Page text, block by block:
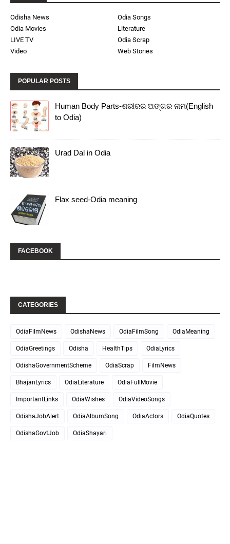
Odisha News
Odia Songs
Odia Movies
Literature
LIVE TV
Odia Scrap
Video
Web Stories
POPULAR POSTS
Human Body Parts-ଶରୀରର ଅଙ୍ଗର ନାମ(English
to Odia)
Urad Dal in Odia
Flax seed-Odia meaning
FACEBOOK
CATEGORIES
OdiaFilmNews OdishaNews OdiaFilmSong OdiaMeaning
OdiaGreetings Odisha HealthTips OdiaLyrics
OdishaGovernmentScheme OdiaScrap FilmNews
BhajanLyrics OdiaLiterature OdiaFullMovie
ImportantLinks OdiaWishes OdiaVideoSongs
OdishaJobAlert OdiaAlbumSong OdiaActors OdiaQuotes
OdishaGovtJob OdiaShayari